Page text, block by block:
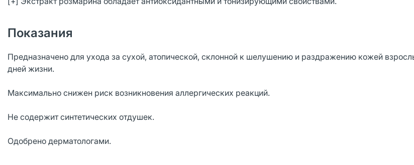
Показания
Предназначено для ухода за сухой, атопической, склонной к шелушению и раздражению кожей
дней жизни.
Максимально снижен риск возникновения аллергических реакций.
Не содержит синтетических отдушек.
Одобрено дерматологами.